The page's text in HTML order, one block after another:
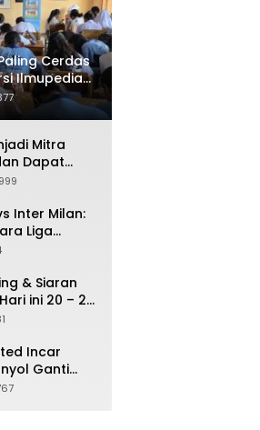
Cerdas
Ilmupedia
Mitra
Dapat
Juta
999
Inter Milan:
Liga
usai Bantai il
& Siaran
ini 20 – 21
City vs
Incar
Ganti